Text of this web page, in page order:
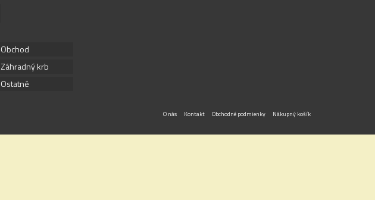
Obchod
Záhradný krb
Ostatné
O nás Kontakt Obchodné podmienky Nákupný košík